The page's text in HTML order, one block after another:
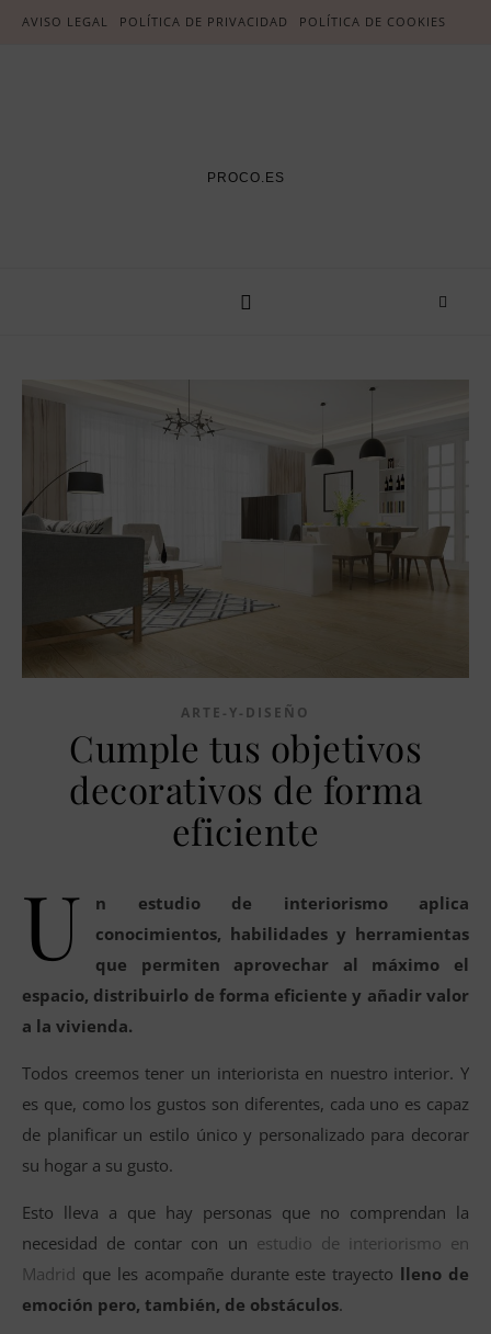
AVISO LEGAL POLÍTICA DE PRIVACIDAD POLÍTICA DE COOKIES
PROCO.ES
ARTE-Y-DISEÑO
Cumple tus objetivos
decorativos de forma
eficiente
U
n estudio de interiorismo aplica
conocimientos, habilidades y herramientas
que permiten aprovechar al máximo el
espacio, distribuirlo de forma eficiente y añadir valor
a la vivienda.
Todos creemos tener un interiorista en nuestro interior. Y
es que, como los gustos son diferentes, cada uno es capaz
de planificar un estilo único y personalizado para decorar
su hogar a su gusto.
Esto lleva a que hay personas que no comprendan la
necesidad de contar con un estudio de interiorismo en
Madrid que les acompañe durante este trayecto lleno de
emoción pero, también, de obstáculos.